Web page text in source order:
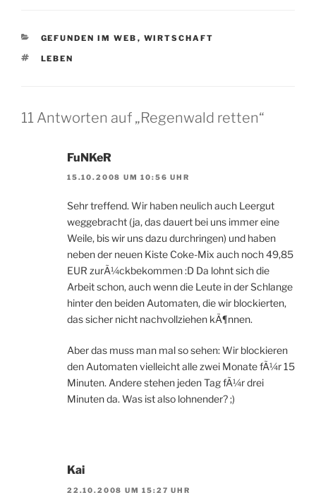
KATEGORIEN
GEFUNDEN IM WEB , WIRTSCHAFT
SCHLAGWÖRTER
LEBEN
11 Antworten auf „Regenwald retten“
FuNKeR
15.10.2008 UM 10:56 UHR
Sehr treffend. Wir haben neulich auch Leergut
weggebracht (ja, das dauert bei uns immer eine
Weile, bis wir uns dazu durchringen) und haben
neben der neuen Kiste Coke-Mix auch noch 49,85
EUR zurÃ¼ckbekommen :D Da lohnt sich die
Arbeit schon, auch wenn die Leute in der Schlange
hinter den beiden Automaten, die wir blockierten,
das sicher nicht nachvollziehen kÃ¶nnen.
Aber das muss man mal so sehen: Wir blockieren
den Automaten vielleicht alle zwei Monate fÃ¼r 15
Minuten. Andere stehen jeden Tag fÃ¼r drei
Minuten da. Was ist also lohnender? ;)
Kai
22.10.2008 UM 15:27 UHR